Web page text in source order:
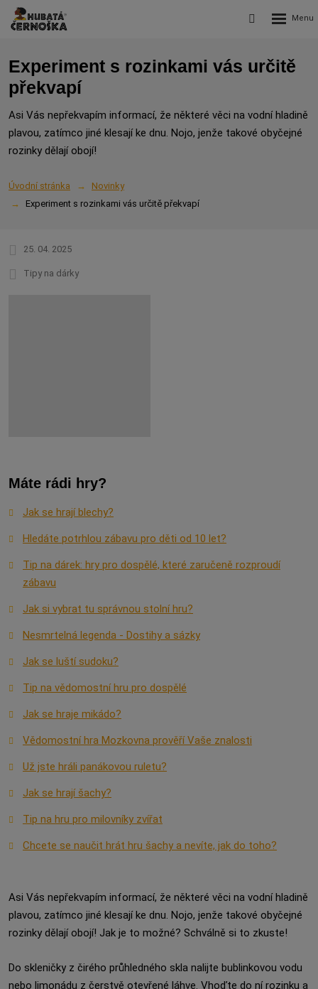
Vyhledávání
Rozbalení
Experiment s rozinkami vás určitě
překvapí
Asi Vás nepřekvapím informací, že některé věci na vodní hladině
plavou, zatímco jiné klesají ke dnu. Nojo, jenže takové obyčejné
rozinky dělají obojí!
Úvodní stránka
Novinky
Experiment s rozinkami vás určitě překvapí
25. 04. 2025
Tipy na dárky
Máte rádi hry?
Jak se hrají blechy?
Hledáte potrhlou zábavu pro děti od 10 let?
Tip na dárek: hry pro dospělé, které zaručeně rozproudí
zábavu
Jak si vybrat tu správnou stolní hru?
Nesmrtelná legenda - Dostihy a sázky
Jak se luští sudoku?
Tip na vědomostní hru pro dospělé
Jak se hraje mikádo?
Vědomostní hra Mozkovna prověří Vaše znalosti
Už jste hráli panákovou ruletu?
Jak se hrají šachy?
Tip na hru pro milovníky zvířat
Chcete se naučit hrát hru šachy a nevíte, jak do toho?
Asi Vás nepřekvapím informací, že některé věci na vodní hladině
plavou, zatímco jiné klesají ke dnu. Nojo, jenže takové obyčejné
rozinky dělají obojí! Jak je to možné? Schválně si to zkuste!
Do skleničky z čirého průhledného skla nalijte bublinkovou vodu
nebo limonádu z čerstvě otevřené láhve. Vhoďte do ní rozinku a